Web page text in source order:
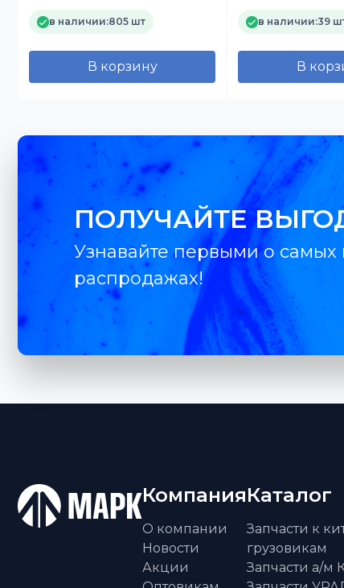
в наличии:805 шт
В корзину
в наличии:39
В
ПОЛУЧАЙТЕ
Узнавайте первыми о самых
распродажах!
Компания
О компании
Новости
Акции
Каталог
Запчасти к
грузовикам
Запчасти а/м